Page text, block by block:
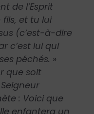
de l’Esprit
et tu lui
(c’est-à-dire
c’est lui qui
péchés. »
que soit
: Voici que
enfantera un